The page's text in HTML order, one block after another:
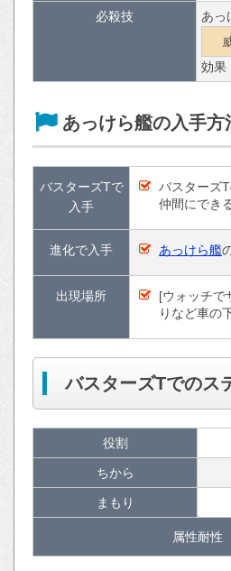
必殺技
あっ
効果
あっけら艦の入手
バスターズTで
入手
バスターズ
仲間にできる
進化で入手 あっけら艦
出現場所
[ウォッチで
りなど車の
バスターズTでのス
役割
ちから
まもり
属性耐性